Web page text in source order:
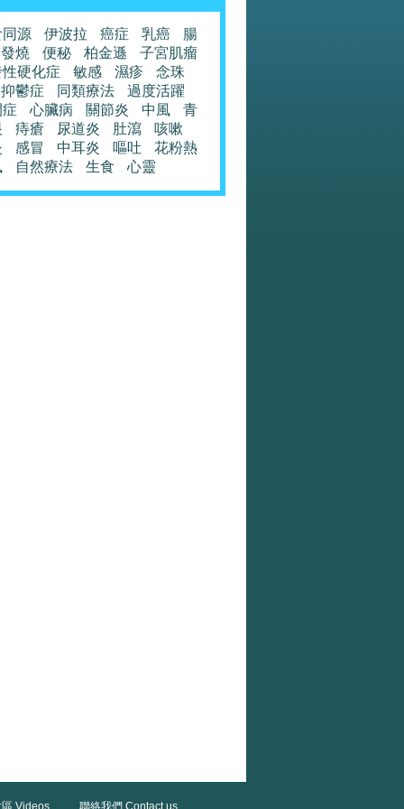
源 伊波拉 癌症 乳癌
腸
發燒
便秘 柏金遜
子宮肌瘤
硬化症
敏感 濕疹
念珠
抑鬱症
同類療法
過度活躍
心臟病 關節炎 中風
青
痔瘡 尿道炎 肚瀉
咳嗽
感冒 中耳炎 嘔吐
花粉熱
自然療法 生食 心靈
Videos 聯絡我們 Contact us